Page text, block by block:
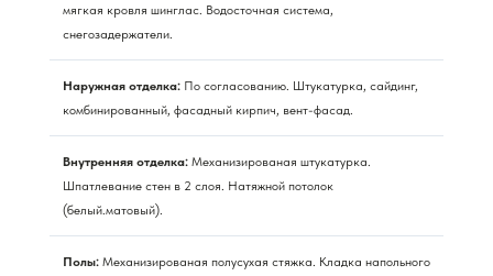
мягкая кровля шинглас. Водосточная система,
снегозадержатели.
Наружная отделка: По согласованию. Штукатурка, сайдинг,
комбинированный, фасадный кирпич, вент-фасад.
Внутренняя отделка: Механизированая штукатурка.
Шпатлевание стен в 2 слоя. Натяжной потолок
(белый.матовый).
Полы: Механизированая полусухая стяжка. Кладка напольного